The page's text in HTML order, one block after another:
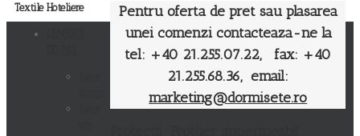
Pentru oferta de pret sau plasarea
unei comenzi contacteaza-ne la
tel: +40 21.255.07.22, fax: +40
21.255.68.36, email:
marketing@dormisete.ro
Textile Hoteliere